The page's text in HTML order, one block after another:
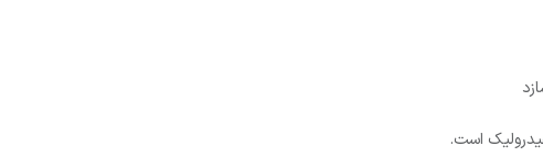
است.